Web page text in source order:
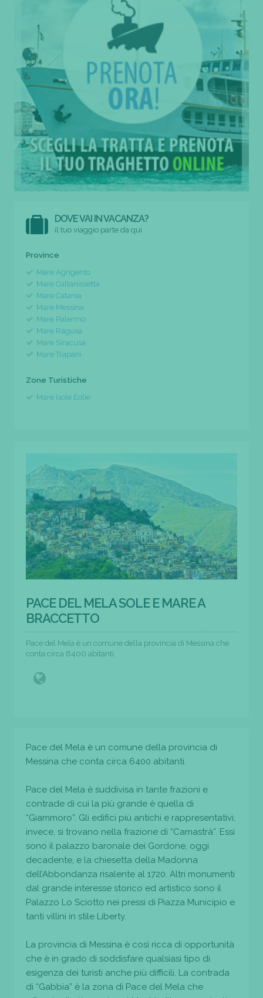
DOVE VAI IN VACANZA?
il tuo viaggio parte da qui
Province
Mare Agrigento
Mare Caltanissetta
Mare Catania
Mare Messina
Mare Palermo
Mare Ragusa
Mare Siracusa
Mare Trapani
Zone Turistiche
Mare Isole Eolie
PACE DEL MELA SOLE E MARE A
BRACCETTO
Pace del Mela è un comune della provincia di Messina che
conta circa 6400 abitanti.
Pace del Mela è un comune della provincia di
Messina che conta circa 6400 abitanti.
Pace del Mela è suddivisa in tante frazioni e
contrade di cui la più grande è quella di
“Giammoro”. Gli edifici più antichi e rappresentativi,
invece, si trovano nella frazione di “Camastrà”. Essi
sono il palazzo baronale dei Gordone, oggi
decadente, e la chiesetta della Madonna
dell’Abbondanza risalente al 1720. Altri monumenti
dal grande interesse storico ed artistico sono il
Palazzo Lo Sciotto nei pressi di Piazza Municipio e
tanti villini in stile Liberty.
La provincia di Messina è così ricca di opportunità
che è in grado di soddisfare qualsiasi tipo di
esigenza dei turisti anche più difficili. La contrada
di “Gabbia” è la zona di Pace del Mela che